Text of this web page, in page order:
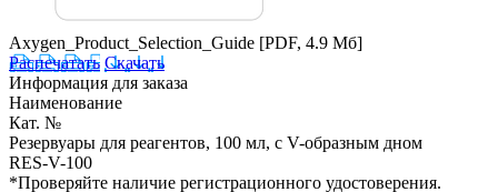
Axygen_Product_Selection_Guide [PDF, 4.9 Мб]
Распечатать Скачать
Информация для заказа
Наименование
Кат. №
Резервуары для реагентов, 100 мл, с V-образным дном
RES-V-100
*Проверяйте наличие регистрационного удостоверения.